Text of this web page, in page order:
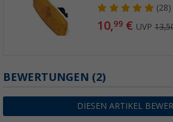
(28)
10,99 € UVP
BEWERTUNGEN (2)
DIESEN ARTIKEL